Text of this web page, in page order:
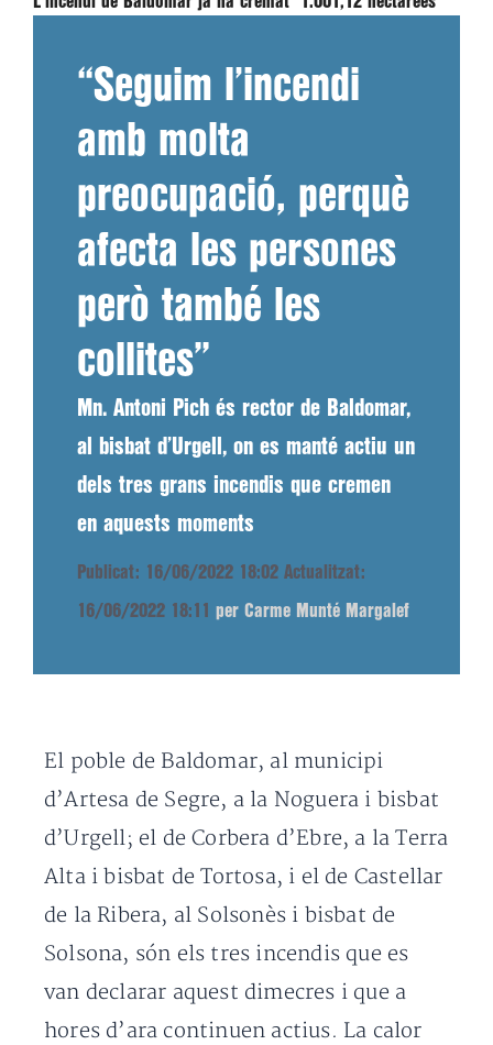
“Seguim l’incendi
amb molta
preocupació, perquè
afecta les persones
però també les
collites”
Mn. Antoni Pich és rector de Baldomar,
al bisbat d’Urgell, on es manté actiu un
dels tres grans incendis que cremen
en aquests moments
Publicat: 16/06/2022 18:02 Actualitzat:
16/06/2022 18:11 per Carme Munté Margalef
El poble de Baldomar, al municipi
d’Artesa de Segre, a la Noguera i bisbat
d’Urgell; el de Corbera d’Ebre, a la Terra
Alta i bisbat de Tortosa, i el de Castellar
de la Ribera, al Solsonès i bisbat de
Solsona, són els tres incendis que es
van declarar aquest dimecres i que a
hores d’ara continuen actius. La calor